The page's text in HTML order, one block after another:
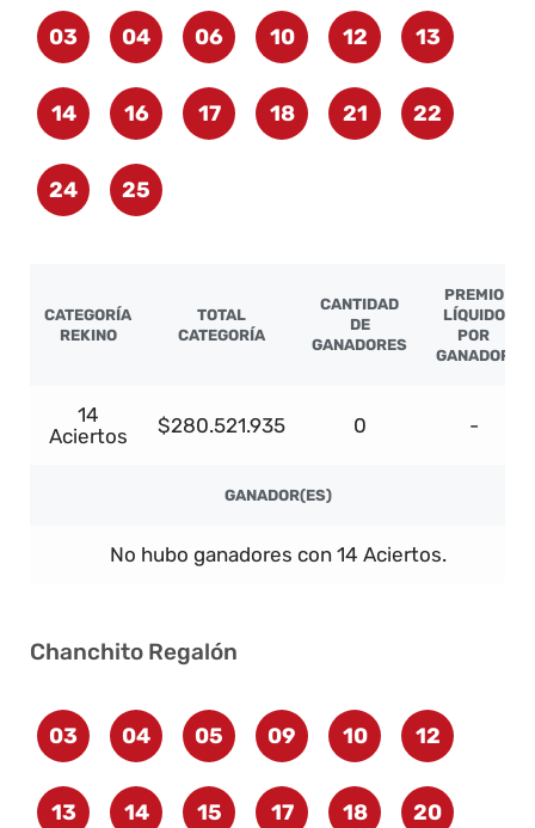
03 04 06 10 12 13
14 16 17 18 21 22
24 25
CATEGORÍA
REKINO
TOTAL
CATEGORÍA
CANTIDAD
DE
GANADORES
PREMIO
LÍQUIDO
POR
GANADOR
14
Aciertos
$280.521.935 0 -
GANADOR(ES)
No hubo ganadores con 14 Aciertos.
Chanchito Regalón
03 04 05 09 10 12
13 14 15 17 18 20